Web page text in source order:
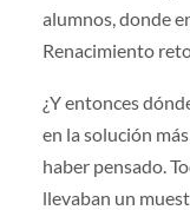
alumnos, donde
Renacimiento
¿Y entonces
en la solución
haber pensado.
llevaban un